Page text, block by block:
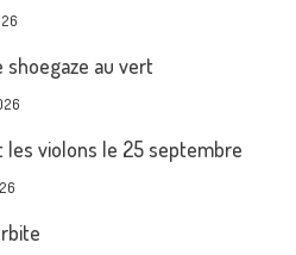
shoegaze au vert
les violons le 25 septembre